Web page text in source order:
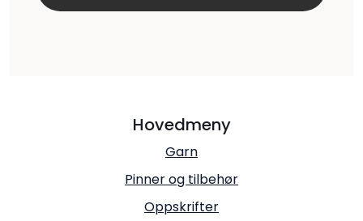
Hovedmeny
Garn
Pinner og tilbehør
Oppskrifter